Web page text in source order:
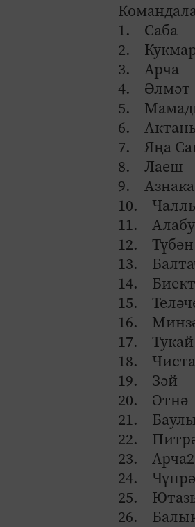
1. Саба
2.
3. Арча
4. Әлмәт
5.
6.
7. Яңа
8. Лаеш
9.
10.
11.
12.
13.
14.
15.
16.
17. Тукай
18.
19. Зәй
20. Әтнә
21.
22.
23. Арча2
24.
25.
26.